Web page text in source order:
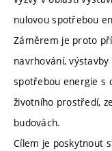
nulovou spotřebou
Záměrem je proto
navrhování,
spotřebou energie s
životního prostředí,
budovách.
Cílem je poskytnout